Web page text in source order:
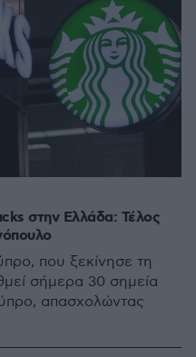
στην Ελλάδα: Τέλος
που ξεκίνησε τη
σήμερα 30 σημεία
απασχολώντας